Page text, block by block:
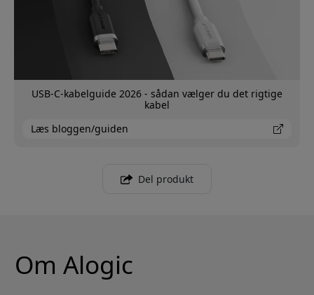
USB-C-kabelguide 2026 - sådan vælger du det rigtige
kabel
Læs bloggen/guiden
Del produkt
Om Alogic